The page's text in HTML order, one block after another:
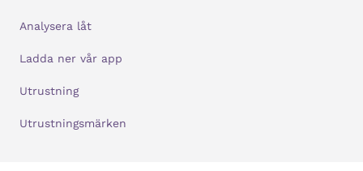
Analysera låt
Ladda ner vår app
Utrustning
Utrustningsmärken